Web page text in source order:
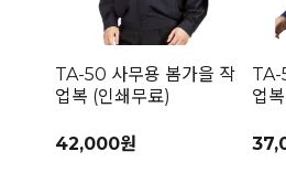
TA-50 사무용 봄가을 작
업복 (인쇄무료)
42,000원
TA-
업